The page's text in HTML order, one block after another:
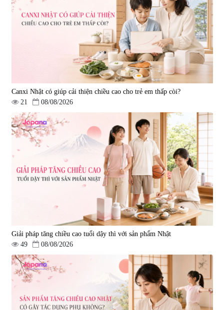
Canxi Nhật có giúp cải thiện chiều cao cho trẻ em thấp còi?
21
08/08/2026
Giải pháp tăng chiều cao tuổi dậy thì với sản phẩm Nhật
49
08/08/2026